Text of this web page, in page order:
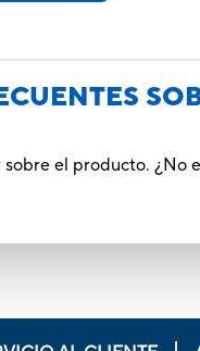
el producto. ¿No